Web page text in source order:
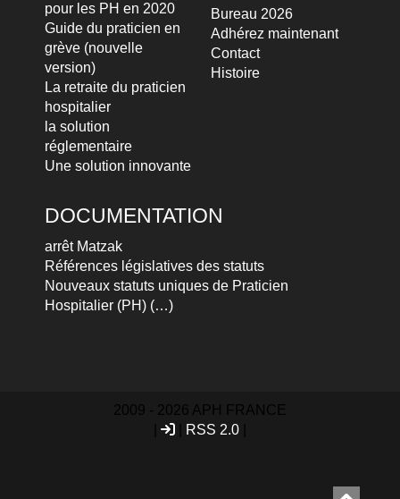
pour les PH en 2020
Guide du praticien en
grève (nouvelle
version)
La retraite du praticien
hospitalier
la solution
réglementaire
Une solution innovante
Bureau 2026
Adhérez maintenant
Contact
Histoire
DOCUMENTATION
arrêt Matzak
Références législatives des statuts
Nouveaux statuts uniques de Praticien
Hospitalier (PH) (…)
2009 - 2026 APH FRANCE
RSS 2.0